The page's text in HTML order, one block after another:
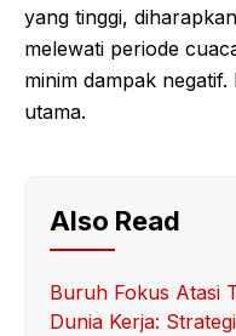
yang tinggi,
melewati periode
minim dampak
utama.
Also Read
Buruh Fokus Atasi
Dunia Kerja: